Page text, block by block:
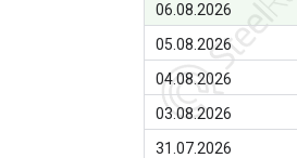
06.08.2026
05.08.2026
04.08.2026
03.08.2026
31.07.2026